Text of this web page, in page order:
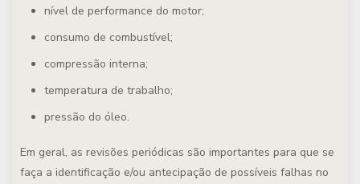
nível de performance do motor;
consumo de combustível;
compressão interna;
temperatura de trabalho;
pressão do óleo.
Em geral, as revisões periódicas são importantes para que se
faça a identificação e/ou antecipação de possíveis falhas no